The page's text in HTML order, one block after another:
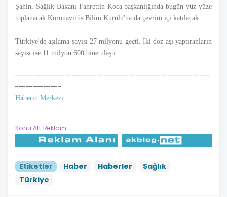
Şahin, Sağlık Bakanı Fahrettin Koca başkanlığında bugün yüz yüze
toplanacak Koronavirüs Bilim Kurulu'na da çevrim içi katılacak.
Türkiye'de aşılama sayısı 27 milyonu geçti. İki doz aşı yaptıranların
sayısı ise 11 milyon 600 bine ulaştı.
-------------------------------------------------------
-------------
Haberin Merkezi
Konu Alt Reklam
Etiketler Haber Haberler
Sağlık
Türkiye